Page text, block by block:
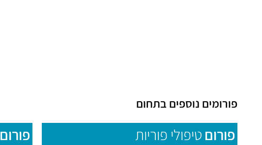
פורומים נוספים בתחום
פורום טיפולי פוריות פורום